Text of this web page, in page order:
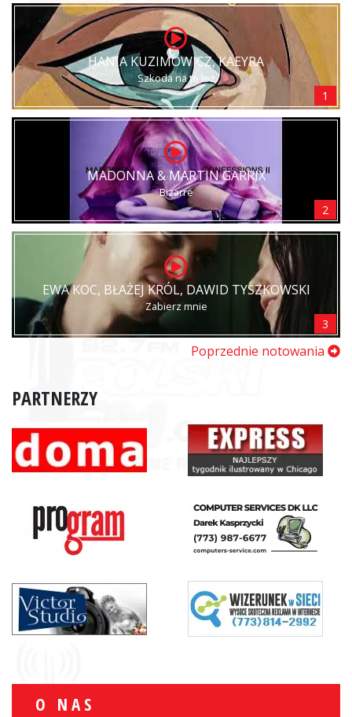
HANIA KUZIMOWICZ, KAEYRA
Szkoda na to łez
1
MADONNA & MARTIN GARRIX
Bizarre
2
EWA KOC, BŁAŻEJ KRÓL, DAWID TYSZKOWSKI
Zabierz mnie
3
Poprzednie notowania
PARTNERZY
O NAS